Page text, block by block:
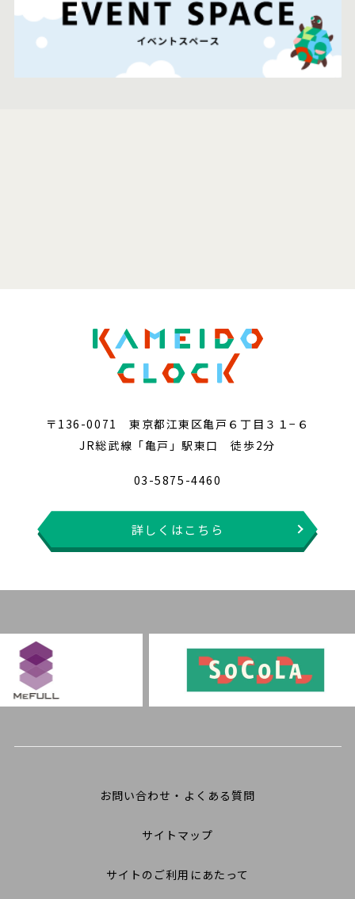
〒136-0071 東京都江東区亀戸６丁目３１−６
JR総武線「亀戸」駅東口 徒歩2分
03-5875-4460
詳しくはこちら
お問い合わせ・よくある質問
サイトマップ
サイトのご利用にあたって